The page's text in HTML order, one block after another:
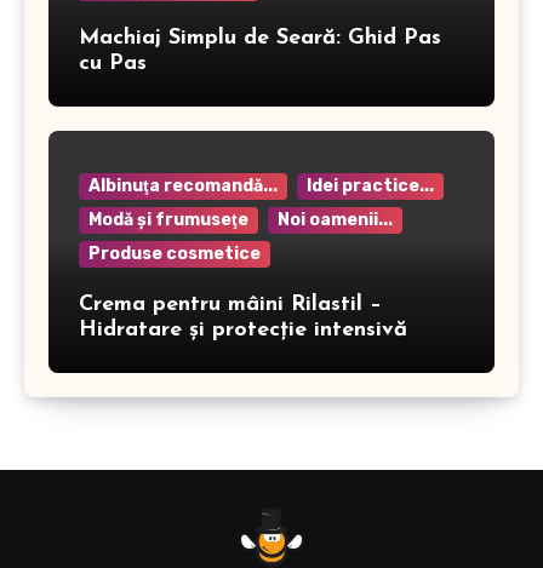
Machiaj Simplu de Seară: Ghid Pas
cu Pas
Albinuţa recomandă...
Idei practice...
Modă şi frumuseţe
Noi oamenii...
Produse cosmetice
Crema pentru mâini Rilastil –
Hidratare și protecție intensivă